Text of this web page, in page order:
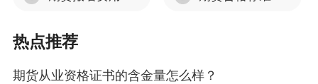
能力的综合项目负责人职能转。
在刘胜喜看来，未来风险管理公司与期货公
热点推荐
期货从业资格证书的含金量怎么样？